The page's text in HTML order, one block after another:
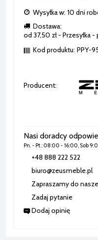
Wysyłka w: 10 dni
Dostawa:
od 37,50 zł - Przesyłka
Cena nie zawiera
Kod produktu: PPY-
Producent:
Nasi doradcy
Pn. - Pt.: 08:00 - 16:00, Sob
+48 888 222 522
biuro@zeusmeble.pl
Zapraszamy do
Zadaj pytanie
Dodaj opinię